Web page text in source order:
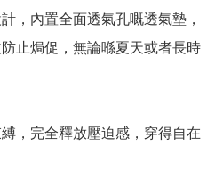
，內置全面透氣孔嘅透氣墊，
止焗促，無論喺夏天或者長時
，完全釋放壓迫感，穿得自在